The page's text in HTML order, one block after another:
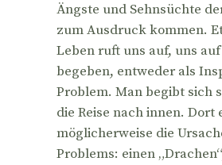
Ängste und Sehnsüchte
zum Ausdruck kommen.
Leben ruft uns auf, uns auf
begeben, entweder als
Problem. Man begibt sich
die Reise nach innen.
möglicherweise die
Problems: einen